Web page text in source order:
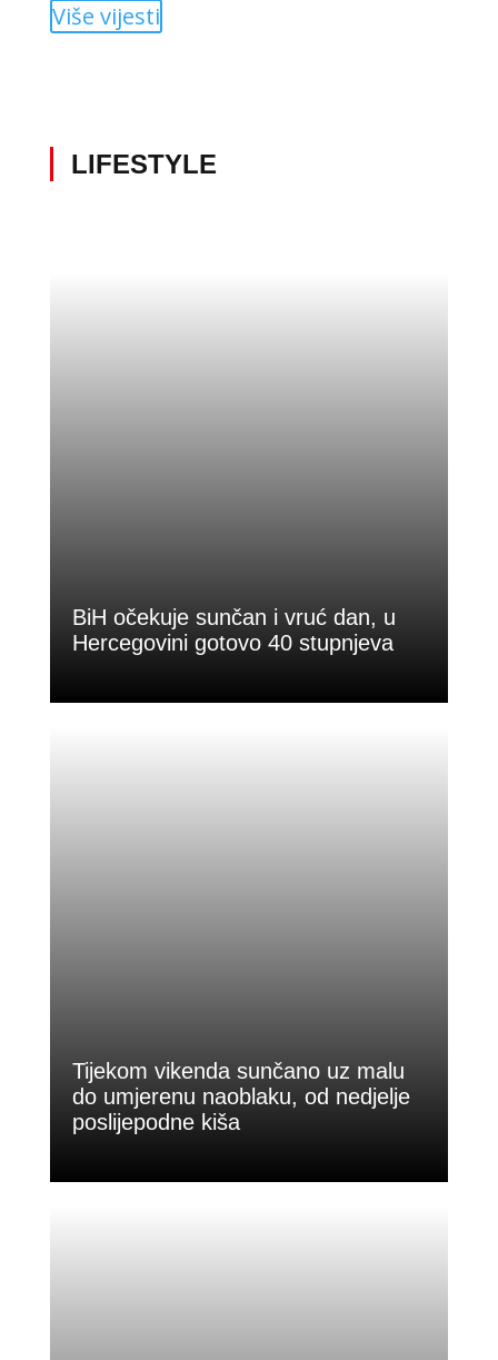
Više vijesti
LIFESTYLE
BiH očekuje sunčan i vruć dan, u
Hercegovini gotovo 40 stupnjeva
Jutros je pretežno vedro. Temperature
Tijekom vikenda sunčano uz malu
do umjerenu naoblaku, od nedjelje
poslijepodne kiša
Predstojeći vikend u Bosni i Hercegovini